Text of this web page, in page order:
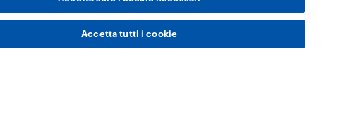
Accetta tutti i cookie